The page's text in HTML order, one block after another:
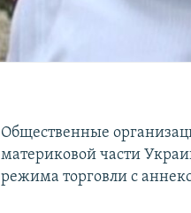
Общественные
материковой части
режима торговли с